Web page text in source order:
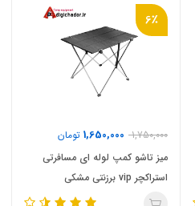
6٪
1,750,000
1,650,000 تومان
میز تاشو کمپ لوله ای مسافرتی
استراکچر vip برزنتی مشکی